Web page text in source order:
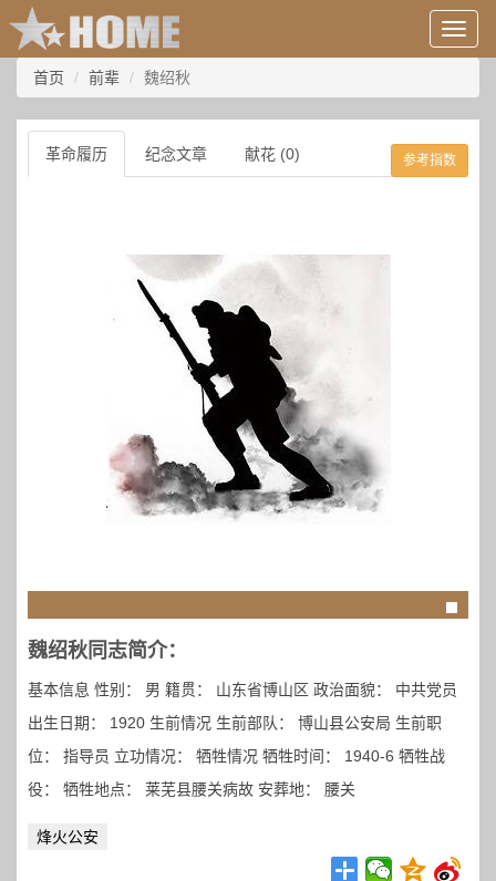
用
户
息/
登
录
等
首页 前辈 魏绍秋
革命履历 纪念文章 献花 (0) 参考指数
魏绍秋同志简介：
基本信息 性别： 男 籍贯： 山东省博山区 政治面貌： 中共党员
出生日期： 1920 生前情况 生前部队： 博山县公安局 生前职
位： 指导员 立功情况： 牺牲情况 牺牲时间： 1940-6 牺牲战
役： 牺牲地点： 莱芜县腰关病故 安葬地： 腰关
烽火公安